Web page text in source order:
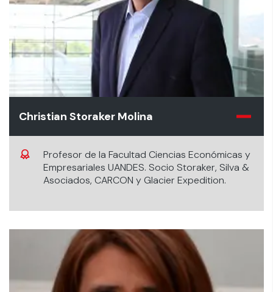
Christian Storaker Molina
Profesor de la Facultad Ciencias Económicas y
Empresariales UANDES. Socio Storaker, Silva &
Asociados, CARCON y Glacier Expedition.